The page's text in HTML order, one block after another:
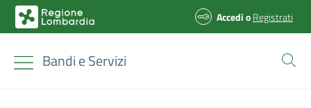
AccedioRegistrati
Bandi e Servizi